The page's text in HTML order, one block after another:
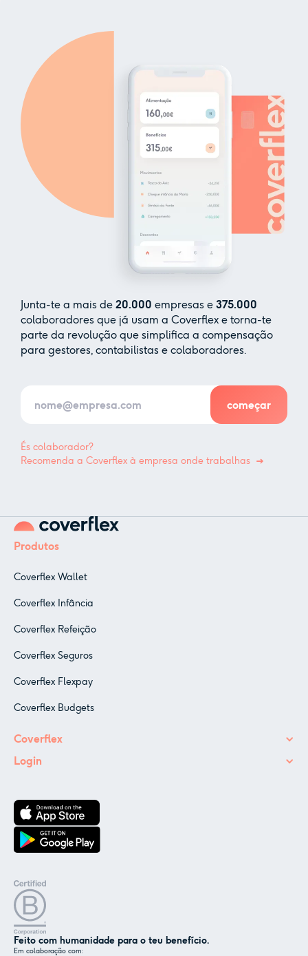
Junta-te a mais de 20.000 empresas e 375.000
colaboradores que já usam a Coverflex e torna-te
parte da revolução que simplifica a compensação
para gestores, contabilistas e colaboradores.
És colaborador?
Recomenda a Coverflex à empresa onde trabalhas
Produtos
Coverflex Wallet
Coverflex Infância
Coverflex Refeição
Coverflex Seguros
Coverflex Flexpay
Coverflex Budgets
Coverflex
Login
Feito com humanidade para o teu benefício.
Em colaboração com: